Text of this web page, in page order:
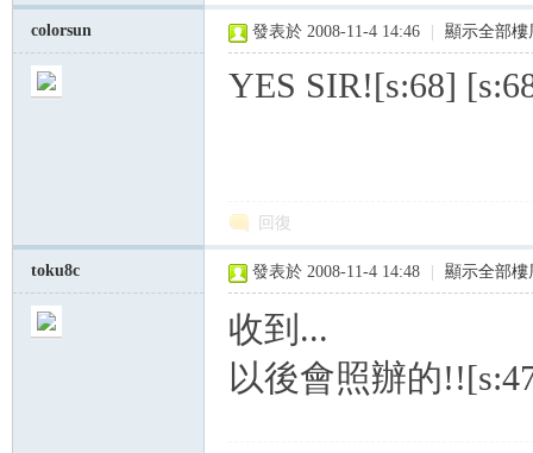
colorsun 發表於 2008-11-4 14:46 顯示全部樓
YES SIR![s:68]
回復
toku8c 發表於 2008-11-4 14:48 顯示全部樓
收到...
以後會照辦的